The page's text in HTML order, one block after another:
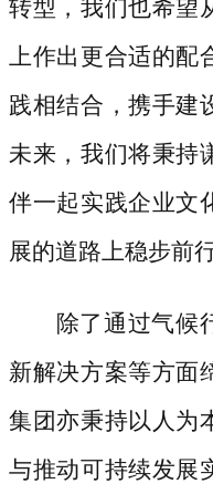
转型，我们也希望
上作出更合适的
践相结合，携手建
未来，我们将秉持
伴一起实践企业文
展的道路上稳步前
除了通过气候
新解决方案等方面
集团亦秉持以人为
与推动可持续发展